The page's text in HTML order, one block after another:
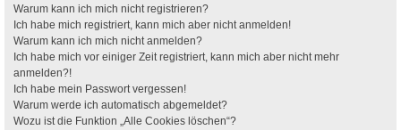
Warum kann ich mich nicht registrieren?
Ich habe mich registriert, kann mich aber nicht anmelden!
Warum kann ich mich nicht anmelden?
Ich habe mich vor einiger Zeit registriert, kann mich aber nicht mehr
anmelden?!
Ich habe mein Passwort vergessen!
Warum werde ich automatisch abgemeldet?
Wozu ist die Funktion „Alle Cookies löschen“?